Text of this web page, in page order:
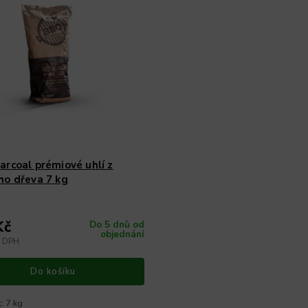
prémiové uhlí z
dřeva 7 kg
Do 5 dnů od
objednání
DPH
Do košíku
7 kg